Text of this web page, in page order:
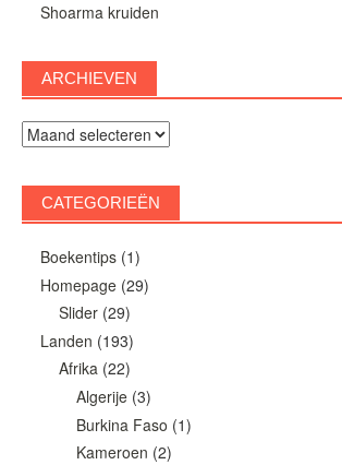
Shoarma kruiden
ARCHIEVEN
Archieven
CATEGORIEËN
Boekentips(1)
Homepage(29)
Slider(29)
Landen (193)
Afrika(22)
Algerije (3)
Burkina Faso (1)
Kameroen (2)